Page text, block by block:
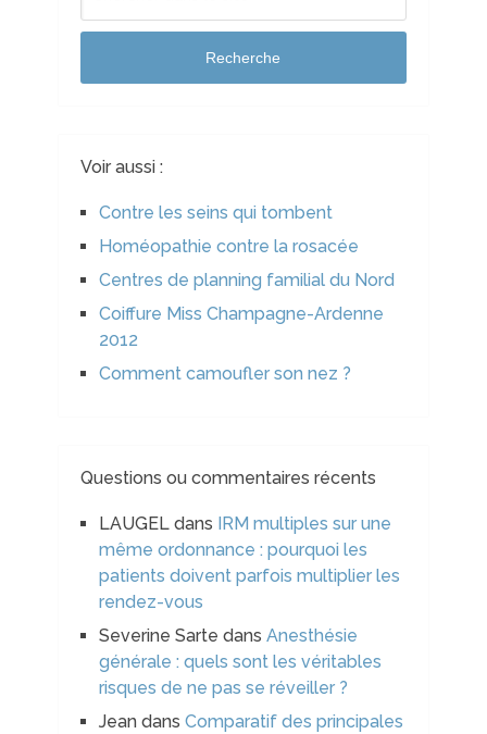
Recherche
Voir aussi :
Contre les seins qui tombent
Homéopathie contre la rosacée
Centres de planning familial du Nord
Coiffure Miss Champagne-Ardenne
2012
Comment camoufler son nez ?
Questions ou commentaires récents
LAUGELdans IRM multiples sur une
même ordonnance : pourquoi les
patients doivent parfois multiplier les
rendez-vous
Severine Sarte dans Anesthésie
générale : quels sont les véritables
risques de ne pas se réveiller ?
Jeandans Comparatif des principales